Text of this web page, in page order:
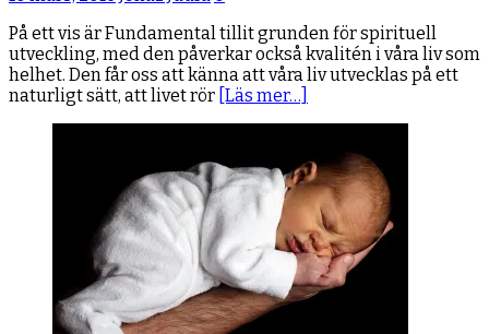
På ett vis är Fundamental tillit grunden för spirituell
utveckling, med den påverkar också kvalitén i våra liv som
helhet. Den får oss att känna att våra liv utvecklas på ett
naturligt sätt, att livet rör [Läs mer…]